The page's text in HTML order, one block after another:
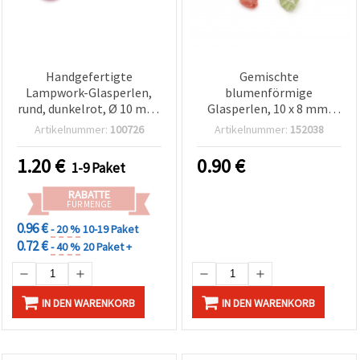
Handgefertigte
Lampwork-Glasperlen,
rund, dunkelrot, Ø 10 mm,
Bohrung 2 mm – Packung
Schmuckherstellung &
Basteln
Artikelnummer: 100726
1.20€ 1-9 Paket
RABATTE
FÜR MENGE
0.96 €- 20 %10-19 Paket
0.72 €- 40 % 20 Paket +
IN DEN WARENKORB
Gemischte
blumenförmige
Glasperlen, 10 x 8 mm,
Bohrung 1 mm - 10 Stück
Artikelnummer: 152038
0.90€
IN DEN WARENKORB